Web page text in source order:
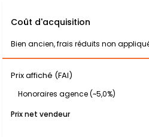
Coût d'acquisition
Bien ancien, frais réduits non
Prix affiché (FAI)
Honoraires agence (~5,0%)
Prix net vendeur